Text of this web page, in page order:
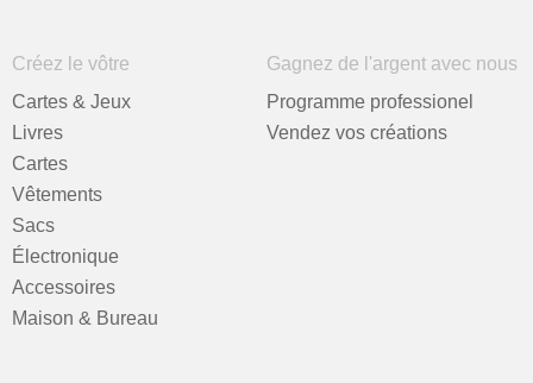
Créez le vôtre
Cartes & Jeux
Livres
Cartes
Vêtements
Sacs
Électronique
Accessoires
Maison & Bureau
Gagnez de l'argent avec nous
Programme professionel
Vendez vos créations